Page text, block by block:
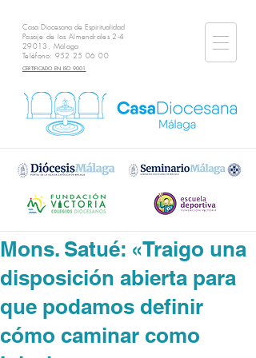
Casa Diocesana de Espiritualidad
Pasaje de los Almendrales 2-4
29013, Málaga
Teléfono: 952 25 06 00
CERTIFICADO EN ISO 9001
Mons. Satué: «Traigo una
disposición abierta para
que podamos definir
cómo caminar como